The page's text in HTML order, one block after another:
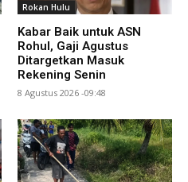
Rokan Hulu
Kabar Baik untuk ASN
Rohul, Gaji Agustus
Ditargetkan Masuk
Rekening Senin
8 Agustus 2026 -09:48